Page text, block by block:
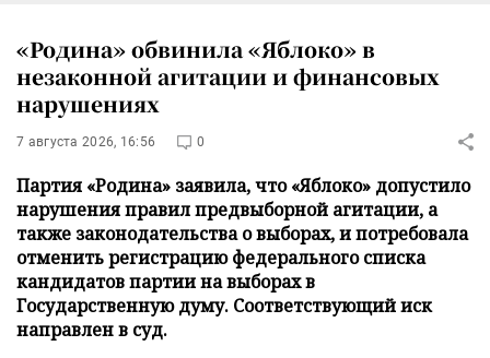
«Родина» обвинила «Яблоко» в
незаконной агитации и финансовых
нарушениях
7 августа 2026, 16:56 0
Партия «Родина» заявила, что «Яблоко» допустило
нарушения правил предвыборной агитации, а
также законодательства о выборах, и потребовала
отменить регистрацию федерального списка
кандидатов партии на выборах в
Государственную думу. Соответствующий иск
направлен в суд.